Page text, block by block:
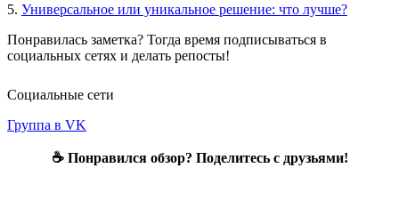
5. Универсальное или уникальное решение: что лучше?
Понравилась заметка? Тогда время подписываться в
социальных сетях и делать репосты!
Социальные сети
Группа в VK
☕ Понравился обзор? Поделитесь с друзьями!